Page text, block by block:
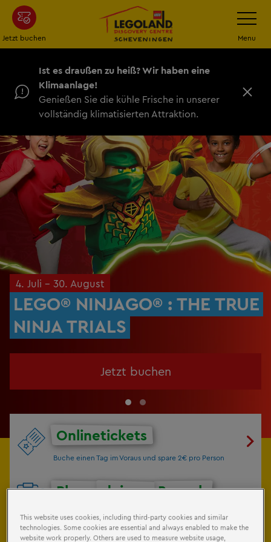
Zum
Hauptinhalt
springen
Jetzt buchen Menu
Ist es draußen zu heiß? Wir haben eine
Klimaanlage!
Genießen Sie die kühle Frische in unserer
vollständig klimatisierten Attraktion.
S
e
ß
e
n
4. Juli – 30. August
LEGO® NINJAGO® : THE TRUE
NINJA TRIALS
Jetzt buchen
Onlinetickets
Buche einen Tag im Voraus und spare 2€ pro Person
Plane deinen Besuch
Hier findest du alle Infos zu deinem Besuch
This website uses cookies, including third-party cookies and similar
technologies. Some cookies are essential and always enabled to make the
website work properly. Others are used to measure website usage,